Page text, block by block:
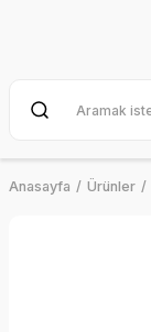
Anasayfa Ürünler